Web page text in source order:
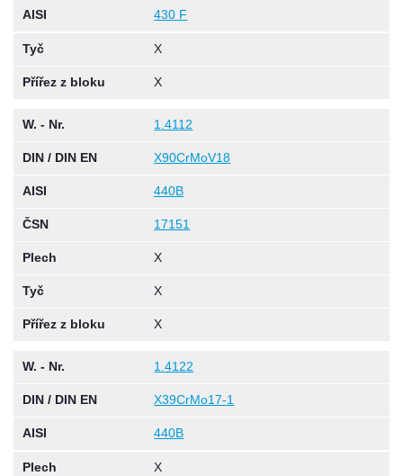
AISI 430 F
Tyč X
Přířez z bloku X
W. - Nr. 1.4112
DIN / DIN EN X90CrMoV18
AISI 440B
ČSN 17151
Plech X
Tyč X
Přířez z bloku X
W. - Nr. 1.4122
DIN / DIN EN X39CrMo17-1
AISI 440B
Plech X